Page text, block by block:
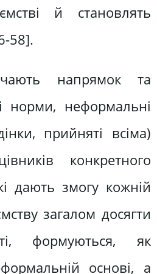
й становлять
58].
напрямок та
норми, неформальні
прийняті всіма)
конкретного
дають змогу кожній
загалом досягти
формуються, як
основі, а